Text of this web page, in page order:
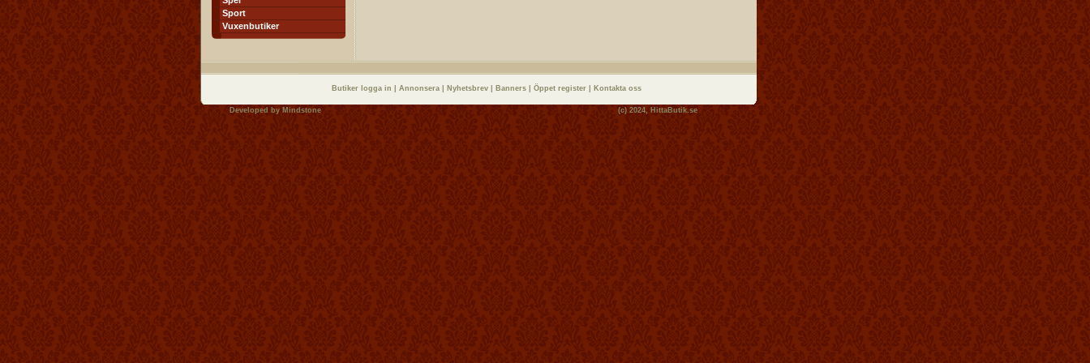
Sport
Vuxenbutiker
Butiker logga in Annonsera Nyhetsbrev Banners Öppet register Kontakta oss
Developed by Mindstone (c) 2024, HittaButik.se